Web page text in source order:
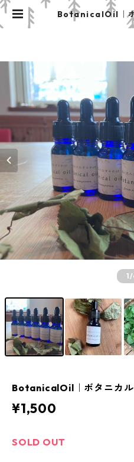
BotanicalOil｜ボ
1/
BotanicalOil｜ボタニカル
¥1,500
SOLD OUT